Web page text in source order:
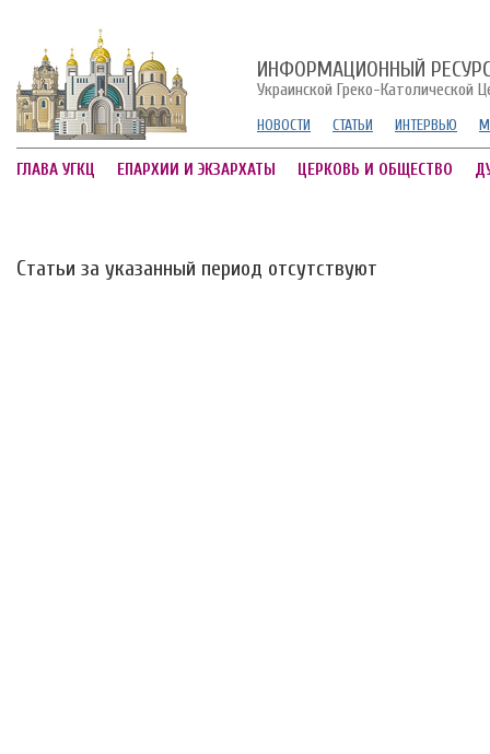
ИНФОРМАЦИОННЫЙ
Украинской Греко-Католической
НОВОСТИ СТАТЬИ ИНТЕРВЬЮ
ГЛАВА УГКЦ ЕПАРХИИ И ЭКЗАРХАТЫ ЦЕРКОВЬ И ОБЩЕСТВО
Статьи за указанный период отсутствуют